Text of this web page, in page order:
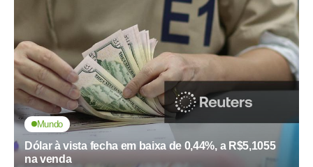
Mundo
Dólar à vista fecha em baixa de 0,44%, a R$5,1055
na venda